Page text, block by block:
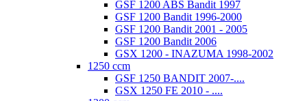
GSF 1200 ABS Bandit 1997
GSF 1200 Bandit 1996-2000
GSF 1200 Bandit 2001 - 2005
GSF 1200 Bandit 2006
GSX 1200 - INAZUMA 1998-2002
1250 ccm
GSF 1250 BANDIT 2007-....
GSX 1250 FE 2010 - ....